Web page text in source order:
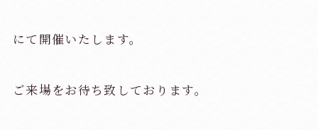
にて開催いたします。
ご来場をお待ち致しております。